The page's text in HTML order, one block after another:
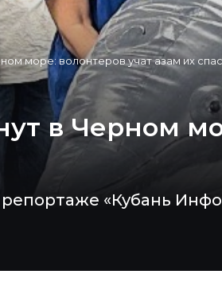
море: волонтеров учат азам их
в Черном
«Кубань